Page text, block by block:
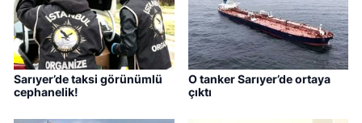
Sarıyer’de taksi görünümlü
cephanelik!
O tanker Sarıyer’de ortaya
çıktı